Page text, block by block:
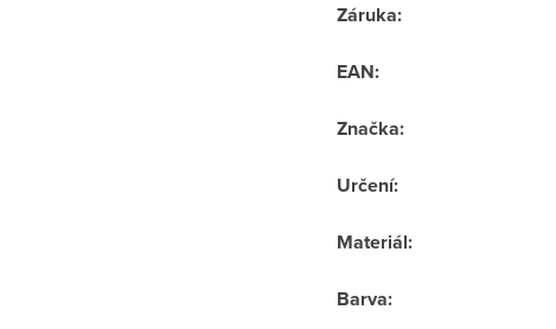
Záruka:
EAN:
Značka:
Určení:
Materiál:
Barva: